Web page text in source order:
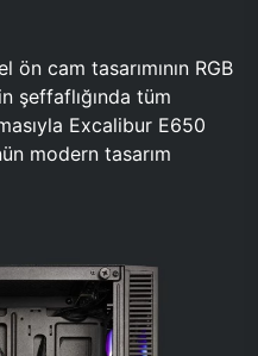
ön cam tasarımının RGB
şeffaflığında tüm
Excalibur E650
modern tasarım